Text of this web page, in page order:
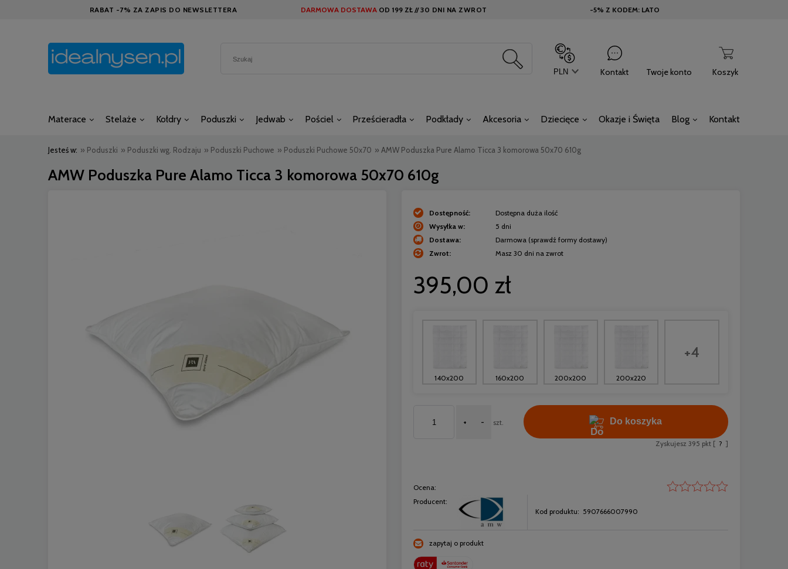
RABAT -7% ZA ZAPIS DO NEWSLETTERA DARMOWA DOSTAWA OD 199 ZŁ //30 DNI NA ZWROT -5% Z KODEM: LATO
Koszyk
Kontakt Twoje konto
Materace Stelaże Kołdry Poduszki Jedwab Pościel Prześcieradła Podkłady Akcesoria Dziecięce Okazje i Święta Blog Kontakt
Jesteś w: » Poduszki » Poduszki wg. Rodzaju » Poduszki Puchowe » Poduszki Puchowe 50x70 » AMW Poduszka Pure Alamo Ticca 3 komorowa 50x70 610g
AMW Poduszka Pure Alamo Ticca 3 komorowa 50x70 610g
Dostępność:
Dostępna duża ilość
Wysyłka w:
5 dni
Dostawa:
Darmowa (sprawdź formy dostawy)
Zwrot:
Masz 30 dni na zwrot
395,00 zł
140x200 160x200 200x200 200x220
+4
+ - szt. Do koszyka
Zyskujesz 395 pkt [ ? ]
Ocena:
Producent:
Kod produktu: 5907666007990
zapytaj o produkt